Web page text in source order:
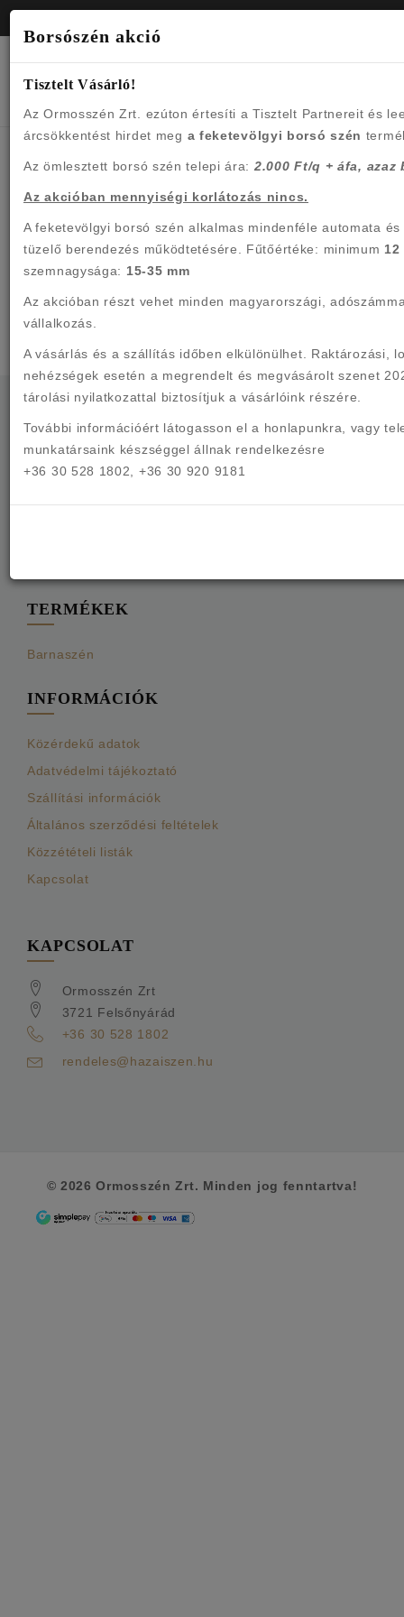
Notice: Undefined index: title in /data/web-
hazaiszen/www/tmp/templates_c1/
on line 6
TERMÉKEK
Barnaszén
INFORMÁCIÓK
Közérdekű adatok
Adatvédelmi tájékoztató
Szállítási információk
Általános szerződési feltételek
Közzétételi listák
Kapcsolat
KAPCSOLAT
Ormosszén Zrt
3721 Felsőnyárád
+36 30 528 1802
rendeles@hazaiszen.hu
© 2026 Ormosszén Zrt. Minden jog fenntartva!
Borsószén akció
Tisztelt Vásárló!
Az Ormosszén Zrt. ezúton értesíti a Tisztelt Partnereit és
árcsökkentést hirdet meg a feketevölgyi borsó szén
Az ömlesztett borsó szén telepi ára: 2.000 Ft/q + áfa,
Az akcióban mennyiségi korlátozás nincs.
A feketevölgyi borsó szén alkalmas mindenféle automata és
tüzelő berendezés működtetésére. Fűtőértéke: minimum 12
szemnagysága: 15-35 mm
Az akcióban részt vehet minden magyarországi,
vállalkozás.
A vásárlás és a szállítás időben elkülönülhet. Raktározási,
nehézségek esetén a megrendelt és megvásárolt szenet
tárolási nyilatkozattal biztosítjuk a vásárlóink részére.
További információért látogasson el a honlapunkra, vagy
munkatársaink készséggel állnak rendelkezésre
+36 30 528 1802, +36 30 920 9181